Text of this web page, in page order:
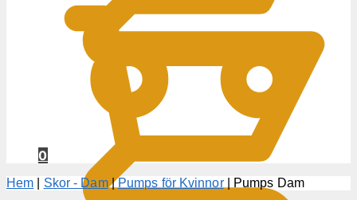
0
Hem Skor - Dam|Pumps för Kvinnor| Pumps Dam